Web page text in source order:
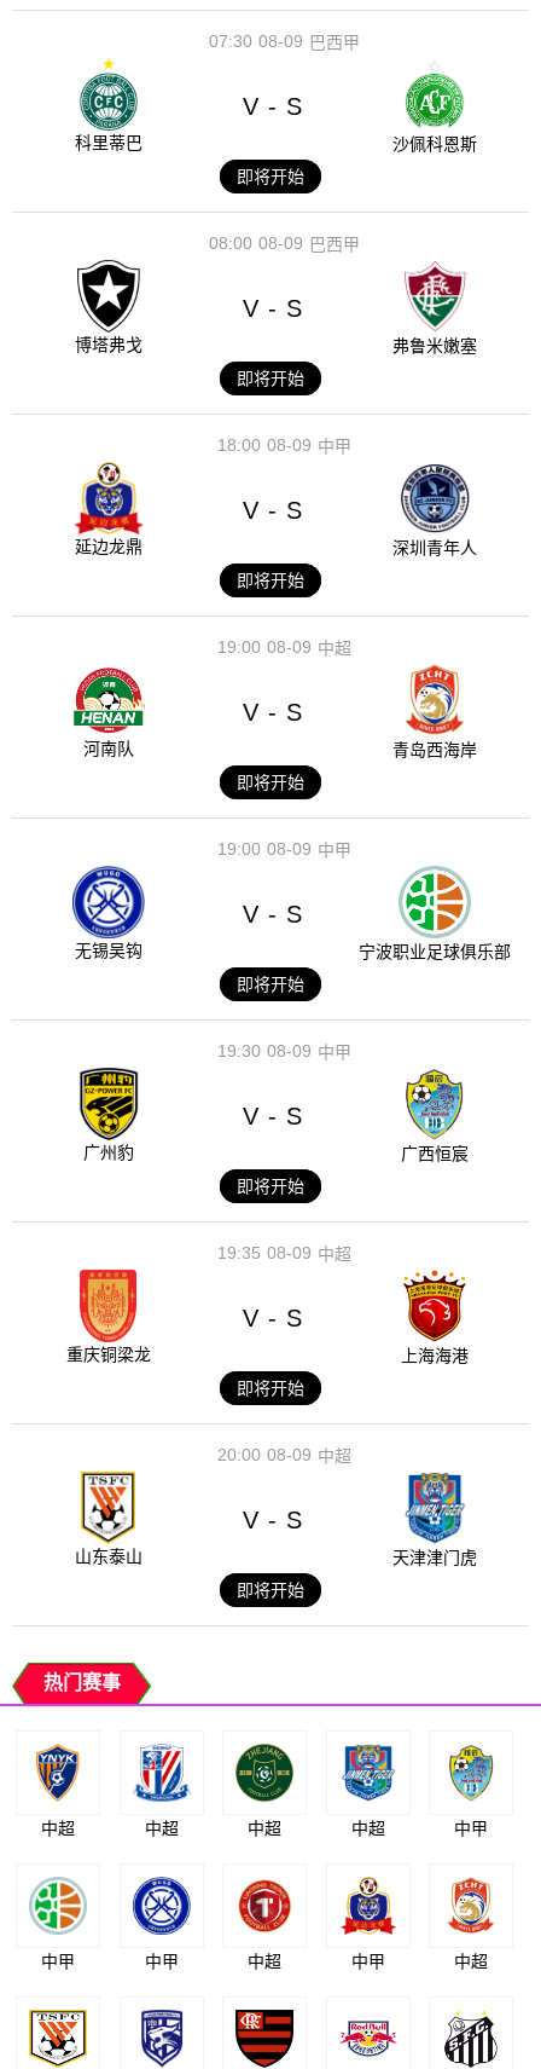
08-09
07:30 巴西甲
科里蒂巴
V - S
沙佩科恩斯
即将开始
08-09
08:00 巴西甲
博塔弗戈
V - S
弗鲁米嫩塞
即将开始
08-09
18:00 中甲
延边龙鼎
V - S
深圳青年人
即将开始
08-09
19:00 中超
河南队
V - S
青岛西海岸
即将开始
08-09
19:00 中甲
无锡吴钩
V - S
宁波职业足球俱乐部
即将开始
08-09
19:30 中甲
广州豹
V - S
广西恒宸
即将开始
08-09
19:35 中超
重庆铜梁龙
V - S
上海海港
即将开始
08-09
20:00 中超
山东泰山
V - S
天津津门虎
即将开始
热门赛事
中超 中超 中超 中超 中甲
中甲 中甲 中超 中甲 中超